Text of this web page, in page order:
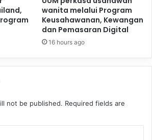
wanita melalui Program
Keusahawanan, Kewangan
dan Pemasaran Digital
16 hours ago
not be published. Required fields are